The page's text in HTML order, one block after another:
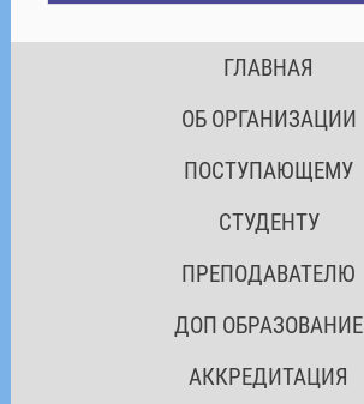
ГЛАВНАЯ
ОБ ОРГАНИЗАЦИИ
ПОСТУПАЮЩЕМУ
СТУДЕНТУ
ПРЕПОДАВАТЕЛЮ
ДОП ОБРАЗОВАНИЕ
АККРЕДИТАЦИЯ